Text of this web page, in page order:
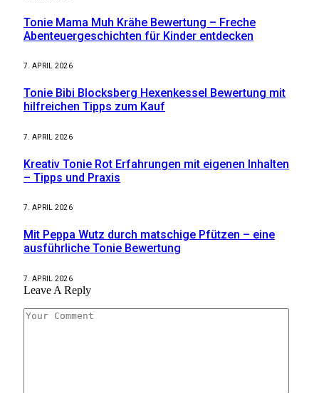
Tonie Mama Muh Krähe Bewertung – Freche
Abenteuergeschichten für Kinder entdecken
7. APRIL 2026
Tonie Bibi Blocksberg Hexenkessel Bewertung mit
hilfreichen Tipps zum Kauf
7. APRIL 2026
Kreativ Tonie Rot Erfahrungen mit eigenen Inhalten
– Tipps und Praxis
7. APRIL 2026
Mit Peppa Wutz durch matschige Pfützen – eine
ausführliche Tonie Bewertung
7. APRIL 2026
Leave A Reply